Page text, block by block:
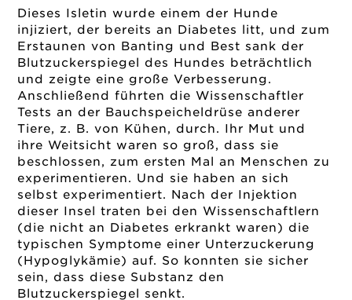
Dieses Isletin wurde einem der Hunde
injiziert, der bereits an Diabetes litt, und zum
Erstaunen von Banting und Best sank der
Blutzuckerspiegel des Hundes beträchtlich
und zeigte eine große Verbesserung.
Anschließend führten die Wissenschaftler
Tests an der Bauchspeicheldrüse anderer
Tiere, z. B. von Kühen, durch. Ihr Mut und
ihre Weitsicht waren so groß, dass sie
beschlossen, zum ersten Mal an Menschen zu
experimentieren. Und sie haben an sich
selbst experimentiert. Nach der Injektion
dieser Insel traten bei den Wissenschaftlern
(die nicht an Diabetes erkrankt waren) die
typischen Symptome einer Unterzuckerung
(Hypoglykämie) auf. So konnten sie sicher
sein, dass diese Substanz den
Blutzuckerspiegel senkt.